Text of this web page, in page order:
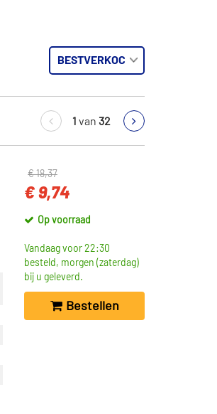
1 van 32
€ 18,37
€ 9,74
Op voorraad
Vandaag voor 22:30
besteld, morgen (zaterdag)
bij u geleverd.
Bestellen